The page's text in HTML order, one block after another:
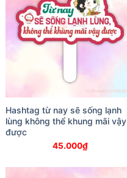
Hashtag từ nay sẽ sống lạnh
lùng không thể khung mãi vậy
được
45.000₫